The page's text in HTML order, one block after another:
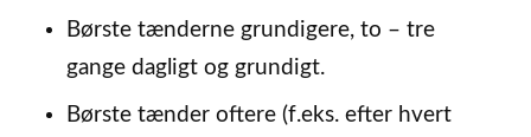
Børste tænderne grundigere, to – tre
gange dagligt og grundigt.
Børste tænder oftere (f.eks. efter hvert